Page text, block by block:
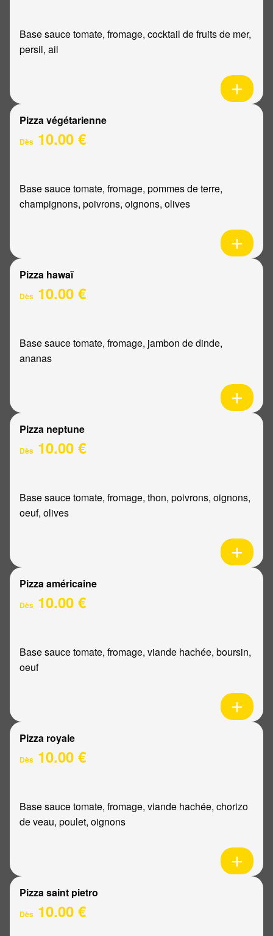
Base sauce tomate, fromage, cocktail de fruits de mer,
persil, ail
Pizza végétarienne
Dès 10.00 €
Base sauce tomate, fromage, pommes de terre,
champignons, poivrons, oignons, olives
Pizza hawaï
Dès 10.00 €
Base sauce tomate, fromage, jambon de dinde,
ananas
Pizza neptune
Dès 10.00 €
Base sauce tomate, fromage, thon, poivrons, oignons,
oeuf, olives
Pizza américaine
Dès 10.00 €
Base sauce tomate, fromage, viande hachée, boursin,
oeuf
Pizza royale
Dès 10.00 €
Base sauce tomate, fromage, viande hachée, chorizo
de veau, poulet, oignons
Pizza saint pietro
Dès 10.00 €